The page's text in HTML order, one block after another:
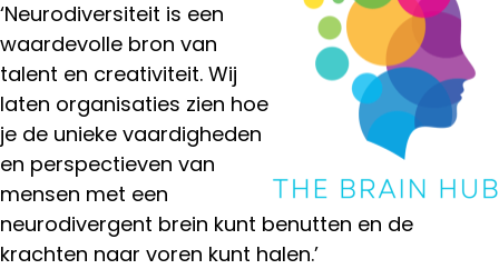
‘Neurodiversiteit is een
waardevolle bron van
talent en creativiteit. Wij
laten organisaties zien hoe
je de unieke vaardigheden
en perspectieven van
mensen met een
neurodivergent brein kunt benutten en de
krachten naar voren kunt halen.’